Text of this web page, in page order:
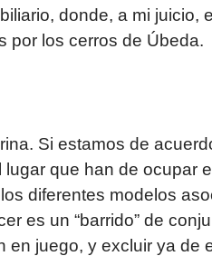
donde, a mi juicio,
por los cerros de Úbeda.
Si estamos de
que han de ocupar
diferentes modelos
es un “barrido” de
en juego, y excluir ya de